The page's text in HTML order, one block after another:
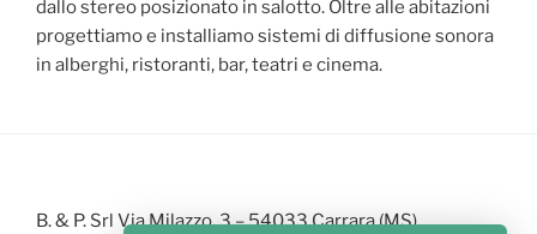
dallo stereo posizionato in salotto. Oltre alle abitazioni
progettiamo e installiamo sistemi di diffusione sonora
in alberghi, ristoranti, bar, teatri e cinema.
B. & P. Srl Via Milazzo, 3 – 54033 Carrara (MS)